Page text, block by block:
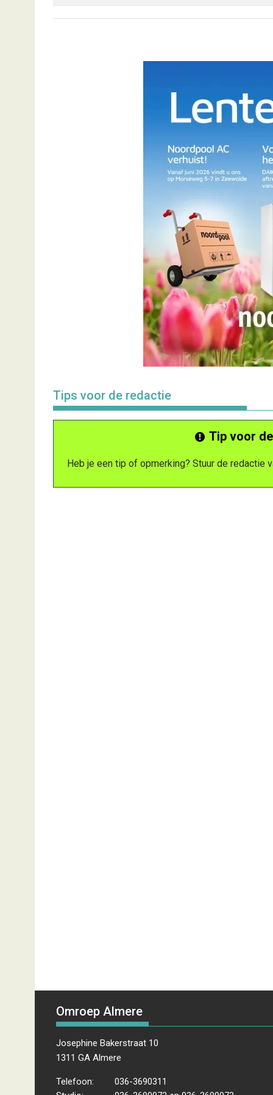
Tips voor de redactie
Tip voor
Heb je een tip of opmerking? Stuur de redactie
Omroep Almere
Josephine Bakerstraat 10
1311 GA Almere
Telefoon:
036-3690311